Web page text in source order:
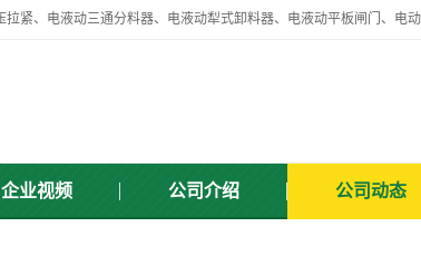
企业视频 公司介绍 公司动态